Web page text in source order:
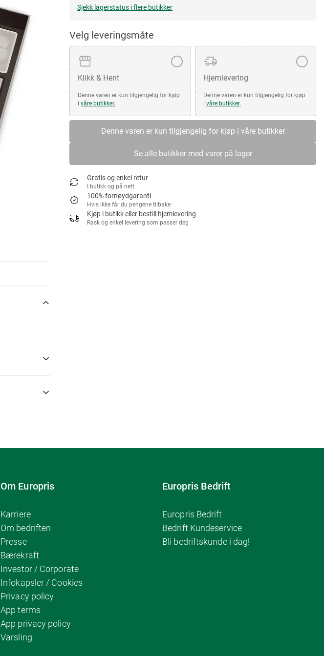
Sjekk lagerstatus i flere butikker
Velg leveringsmåte
Klikk & Hent
Denne varen er kun tilgjengelig for kjøp
ivåre butikker.
Hjemlevering
Denne varen er kun tilgjengelig for kjøp
i våre butikker.
Denne varen er kun tilgjengelig for kjøp i våre butikker
Se alle butikker med varer på lager
Gratis og enkel retur
I butikk og på nett
100% fornøydgaranti
Hvis ikke får du pengene tilbake
Kjøp i butikk eller bestill hjemlevering
Rask og enkel levering som passer deg
Om Europris
Karriere
Om bedriften
Presse
Bærekraft
Investor / Corporate
Infokapsler / Cookies
Privacy policy
App terms
App privacy policy
Varsling
Europris Bedrift
Europris Bedrift
Bedrift Kundeservice
Bli bedriftskunde i dag!